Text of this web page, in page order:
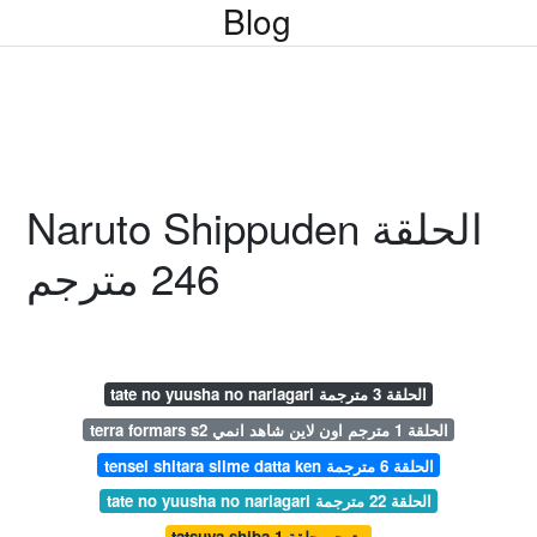
Blog
Naruto Shippuden الحلقة
246 مترجم
tate no yuusha no nariagari الحلقة 3 مترجمة
terra formars s2 الحلقة 1 مترجم اون لاين شاهد انمي
tensei shitara slime datta ken الحلقة 6 مترجمة
tate no yuusha no nariagari الحلقة 22 مترجمة